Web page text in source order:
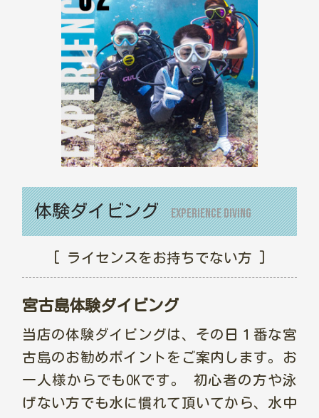
体験ダイビング Experience Diving
[ ライセンスをお持ちでない方 ]
宮古島体験ダイビング
当店の体験ダイビングは、その日１番な宮
古島のお勧めポイントをご案内します。お
一人様からでもOKです。 初心者の方や泳
げない方でも水に慣れて頂いてから、水中